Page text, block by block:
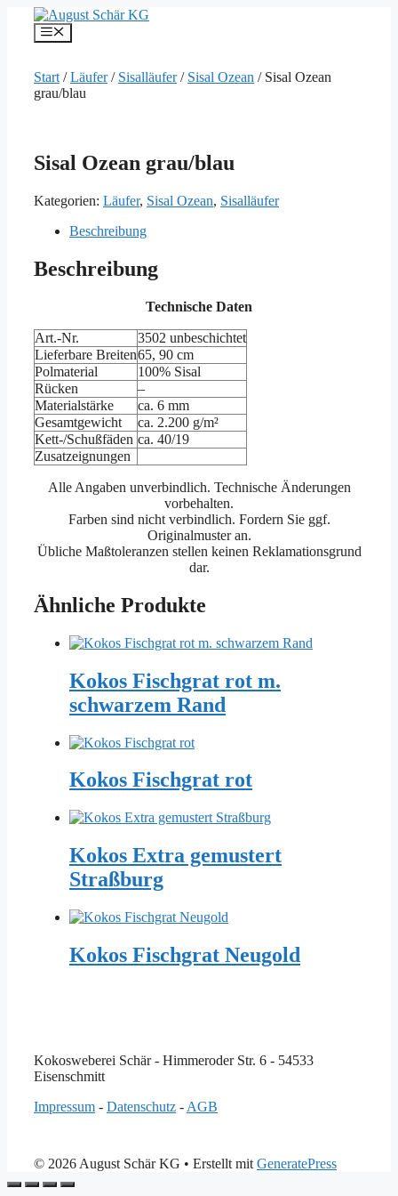
Inhalt
springen
Menü
Start /Läufer/ Sisalläufer/ Sisal Ozean / Sisal Ozean
grau/blau
Sisal Ozean grau/blau
Kategorien: Läufer, Sisal Ozean, Sisalläufer
Beschreibung
Beschreibung
Technische Daten
Art.-Nr.
3502 unbeschichtet
Lieferbare Breiten65, 90 cm
Polmaterial
100% Sisal
Rücken
–
Materialstärke
ca. 6 mm
Gesamtgewicht
ca. 2.200 g/m²
Kett-/Schußfäden ca. 40/19
Zusatzeignungen
Alle Angaben unverbindlich. Technische Änderungen
vorbehalten.
Farben sind nicht verbindlich. Fordern Sie ggf.
Originalmuster an.
Übliche Maßtoleranzen stellen keinen Reklamationsgrund
dar.
Ähnliche Produkte
Kokos Fischgrat rot m.
schwarzem Rand
Kokos Fischgrat rot
Kokos Extra gemustert
Straßburg
Kokos Fischgrat Neugold
Kokosweberei Schär - Himmeroder Str. 6 - 54533
Eisenschmitt
Impressum - Datenschutz - AGB
© 2026 August Schär KG • Erstellt mit GeneratePress